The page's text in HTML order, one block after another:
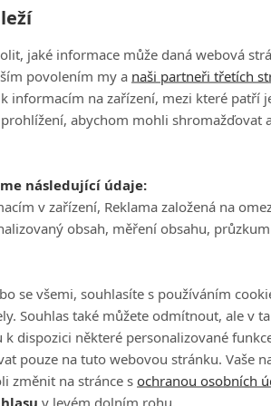
a režiséry, obsazením a
zakončení příběhu, který
byla mým kreativním
nemohu být více nadšená,
seriál s Darylem a Carol. Práce
zážitků mé kariéry a jsem
AMCtelevizní antologii
na individuální
že nadále běží seriálŽiví
World Beyonda chystají se tři
jaké informace může daná webová
povolením my a naši partneři třetích
informacím na zařízení, mezi které patří
abychom mohli shromažďovat
následující údaje:
v zařízení, Reklama založená na
obsah, měření obsahu,
se všemi, souhlasíte s používáním
Souhlas také můžete odmítnout, ale v
dispozici některé personalizované
pouze na tuto webovou stránku. Vaše
změnit na stránce sochranou osobních
v levém dolním rohu.